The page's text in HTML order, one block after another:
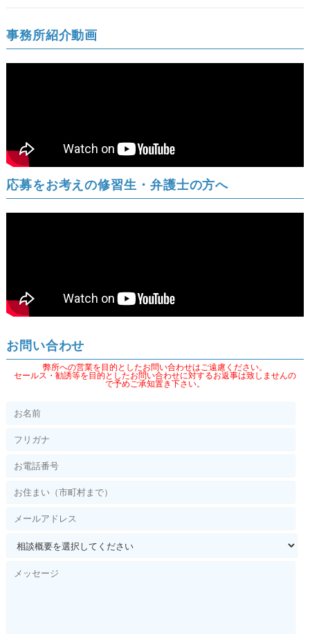
事務所紹介動画
応募をお考えの修習生・弁護士の方へ
お問い合わせ
弊所への営業を目的としたお問い合わせはご遠慮ください。
セールス・勧誘等を目的としたお問い合わせに対するお返事は致しませんの
で予めご承知置き下さい。